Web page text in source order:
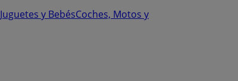
Juguetes y BebésCoches, Motos y